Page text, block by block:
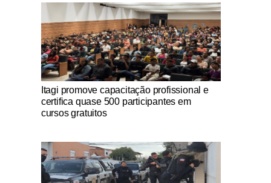
Notícias Católicas
Itagi promove capacitação profissional e
certifica quase 500 participantes em
cursos gratuitos